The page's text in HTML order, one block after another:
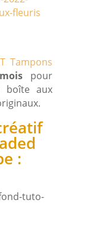
Tampons
pour
boîte aux
: